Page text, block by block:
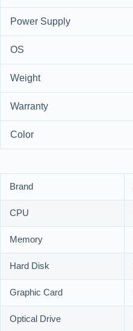
Power Supply
OS
Weight
Warranty
Color
Brand
CPU
Memory
Hard Disk
Graphic Card
Optical Drive